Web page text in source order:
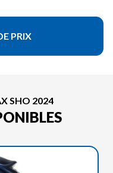
PRIX
SHO 2024